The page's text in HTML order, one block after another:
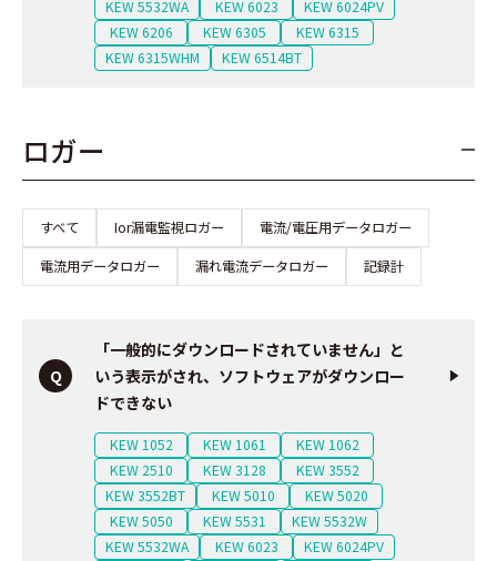
KEW 5532WA KEW 6023
KEW 6024PV
KEW 6206
KEW 6305
KEW 6315
KEW 6315WHM
KEW 6514BT
ロガー
すべて Ior漏電監視ロガー
電流/電圧用データロガー
電流用データロガー
漏れ電流データロガー 記録計
「一般的にダウンロードされていません」と
いう表示がされ、ソフトウェアがダウンロー
ドできない
KEW 1052 KEW 1061
KEW 1062
KEW 2510
KEW 3128
KEW 3552
KEW 3552BT
KEW 5010
KEW 5020
KEW 5050
KEW 5531
KEW 5532W
KEW 5532WA
KEW 6023
KEW 6024PV